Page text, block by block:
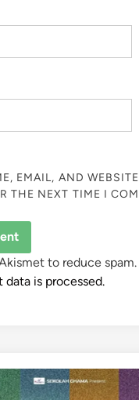
EMAIL, AND
THE NEXT TIME I
to reduce spam.
is processed.